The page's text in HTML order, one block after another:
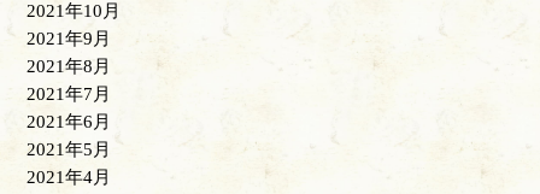
2021年10月
2021年9月
2021年8月
2021年7月
2021年6月
2021年5月
2021年4月